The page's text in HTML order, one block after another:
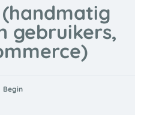
gebruikers,
Begin